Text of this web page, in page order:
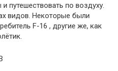
путешествовать по воздуху.
видов. Некоторые были
F-16 , другие же, как